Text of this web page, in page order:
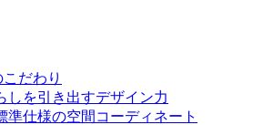
こだわり
しを引き出すデザイン力
準仕様の空間コーディネート